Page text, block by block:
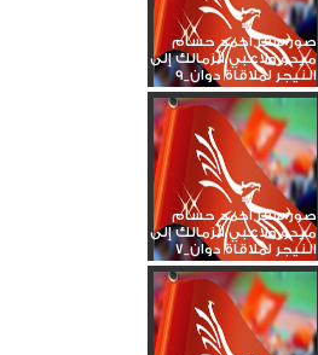
صور سفر أحمد حسام
ميدو ولاعبي الزمالك إلى
النيجر لملاقاة دوان_9
صور سفر أحمد حسام
ميدو ولاعبي الزمالك إلى
النيجر لملاقاة دوان_7